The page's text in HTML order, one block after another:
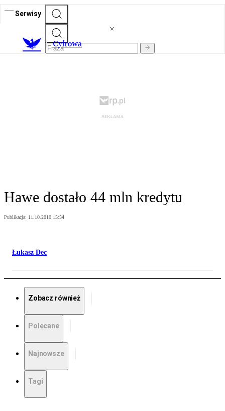
Serwisy
Cyfrowa
Hawe dostało 44 mln kredytu
Publikacja: 11.10.2010 15:54
Łukasz Dec
Zobacz również
Polecane
Najnowsze
Tagi